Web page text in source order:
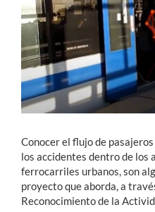
Funcionarios
Alumni
English
Conocer el flujo de
los accidentes dentro de los
ferrocarriles urbanos, son
proyecto que aborda, a
Reconocimiento de la